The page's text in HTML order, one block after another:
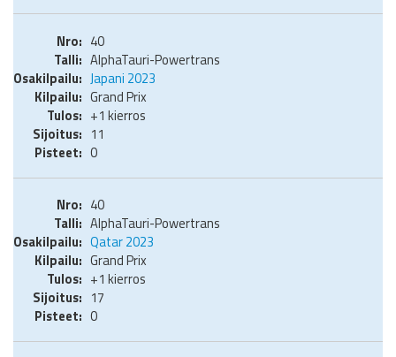
40
AlphaTauri-Powertrans
Japani 2023
Grand Prix
+1 kierros
11
0
40
AlphaTauri-Powertrans
Qatar 2023
Grand Prix
+1 kierros
17
0